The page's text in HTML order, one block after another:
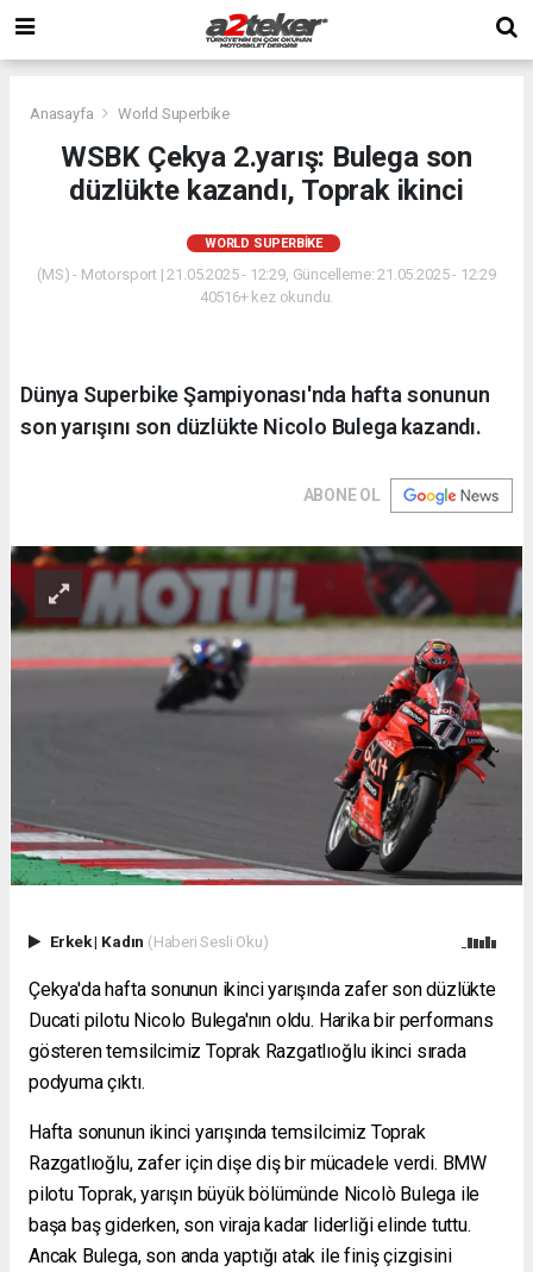
Anasayfa World Superbike
WSBK Çekya 2.yarış: Bulega son
düzlükte kazandı, Toprak ikinci
WORLD SUPERBIKE
(MS) - Motorsport | 21.05.2025 - 12:29, Güncelleme: 21.05.2025 - 12:29
40516+ kez okundu.
Dünya Superbike Şampiyonası'nda hafta sonunun
son yarışını son düzlükte Nicolo Bulega kazandı.
ABONE OL
Erkek| Kadın (Haberi Sesli Oku)
Çekya'da hafta sonunun ikinci yarışında zafer son düzlükte
Ducati pilotu Nicolo Bulega'nın oldu. Harika bir performans
gösteren temsilcimiz Toprak Razgatlıoğlu ikinci sırada
podyuma çıktı.
Hafta sonunun ikinci yarışında temsilcimiz Toprak
Razgatlıoğlu, zafer için dişe diş bir mücadele verdi. BMW
pilotu Toprak, yarışın büyük bölümünde Nicolò Bulega ile
başa baş giderken, son viraja kadar liderliği elinde tuttu.
Ancak Bulega, son anda yaptığı atak ile finiş çizgisini